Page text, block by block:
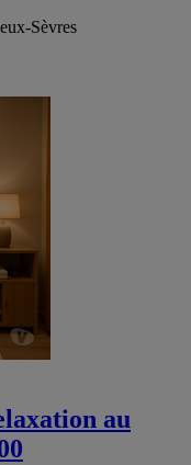
Sèvres
au